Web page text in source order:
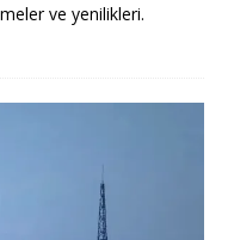
ve yenilikleri.